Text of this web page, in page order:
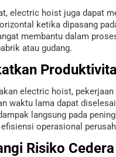
electric hoist juga dapat
ketika dipasang
membantu dalam
atau gudang.
electric hoist, pekerjaan
waktu lama dapat
langsung pada
operasional
Risiko